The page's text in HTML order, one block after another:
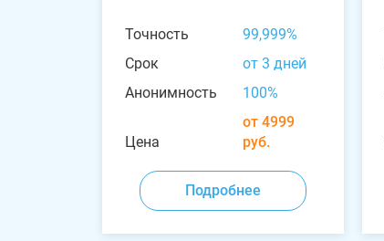
Точность
99,999%
Срок
от 3 дней
Анонимность
100%
Цена
от 4999
руб.
Подробнее